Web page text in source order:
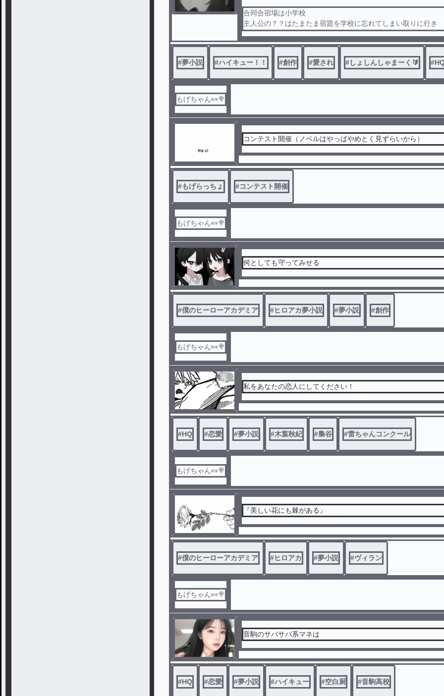
合同合宿場は小学校
主人公の？？はたまたま宿題を学校に忘れてしまい取りに行き
高校の合同合宿のことに付いて知らされ条件付きでマネージャ
になった
（こうゆう系初めて書くので）
#夢小説 #ハイキュー！！ #創作 #愛され #しょしんしゃまーく🔰 #
もげちゃん🍬🍭
コンテスト開催（ノベルはやっぱやめとく見ずらいから）
#もげらっちょ #コンテスト開催
もげちゃん🍬🍭
何としても守ってみせる
#僕のヒーローアカデミア #ヒロアカ夢小説 #夢小説 #創作
もげちゃん🍬🍭
完
結
私をあなたの恋人にしてください！
#HQ #恋愛 #夢小説 #木葉秋紀 #梟谷 #雷ちゃんコンクール
もげちゃん🍬🍭
『美しい花にも棘がある』
#僕のヒーローアカデミア #ヒロアカ #夢小説 #ヴィラン
もげちゃん🍬🍭
音駒のサバサバ系マネは
#HQ #恋愛 #夢小説 #ハイキュー #空白厨 #音駒高校